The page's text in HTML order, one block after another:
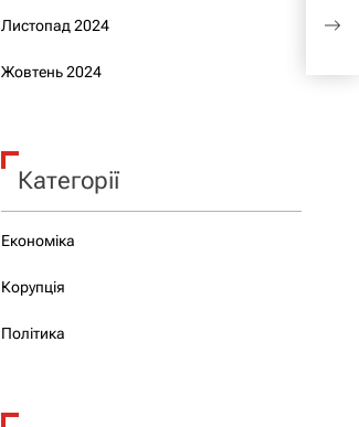
Листопад 2024
Жовтень 2024
Категорії
Економіка
Корупція
Політика